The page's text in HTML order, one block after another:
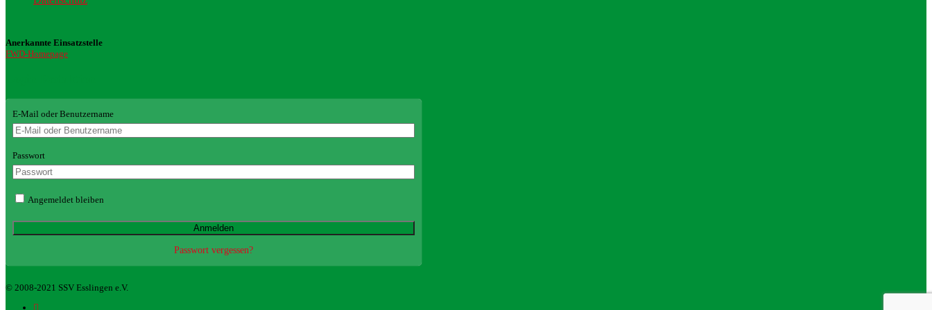
Anerkannte Einsatzstelle
FWD-Homepage
E-Mail oder Benutzername
Passwort
Angemeldet bleiben
Passwort vergessen?
© 2008-2021 SSV Esslingen e.V.